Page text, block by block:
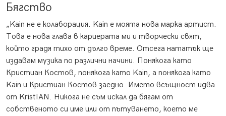
Бягство
„Kain не е колаборация. Kain е моята нова марка артист.
Това е нова глава в кариерата ми и творчески свят,
който градя тихо от дълго време. Отсега нататък ще
издавам музика по различни начини. Понякога като
Кристиан Костов, понякога като Kain, а понякога като
Kain и Кристиан Костов заедно. Името всъщност идва
от KristIAN. Никога не съм искал да бягам от
собственото си име или от пътуването, което ме